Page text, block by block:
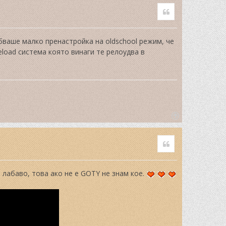
p
Quote
малко пренастройка на oldschool режим, че
система която винаги те релоудва в
T
o
p
Quote
това ако не е GOTY не знам кое.